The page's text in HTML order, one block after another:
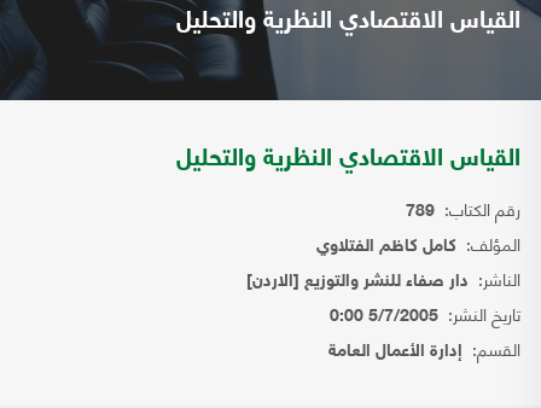
القياس الاقتصادي النظرية والتحليل
القياس الاقتصادي النظرية والتحليل
رقم الكتاب: 789
المؤلف: كامل كاظم الفتلاوي
الناشر: دار صفاء للنشر والتوزيع [الاردن]
تاريخ النشر: 5/7/2005 0:00
القسم: إدارة الأعمال العامة